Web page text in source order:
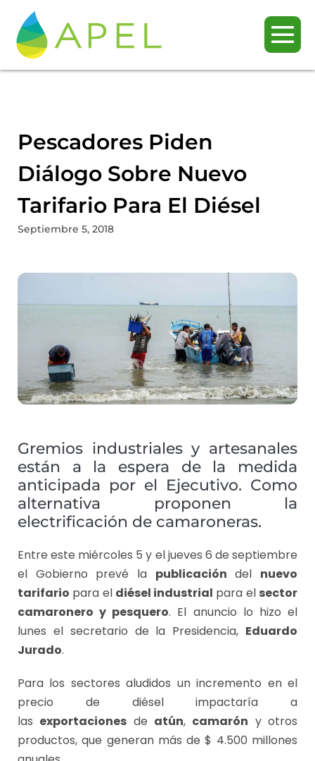
Pescadores Piden
Diálogo Sobre Nuevo
Tarifario Para El Diésel
Septiembre 5, 2018
Gremios industriales y artesanales
están a la espera de la medida
anticipada por el Ejecutivo. Como
alternativa proponen la
electrificación de camaroneras.
Entre este miércoles 5 y el jueves 6 de septiembre
el Gobierno prevé la publicación del nuevo
tarifario para el diésel industrial para el sector
camaronero y pesquero. El anuncio lo hizo el
lunes el secretario de la Presidencia, Eduardo
Jurado.
Para los sectores aludidos un incremento en el
precio de diésel impactaría a
las exportaciones de atún, camarón y otros
productos, que generan más de $ 4.500 millones